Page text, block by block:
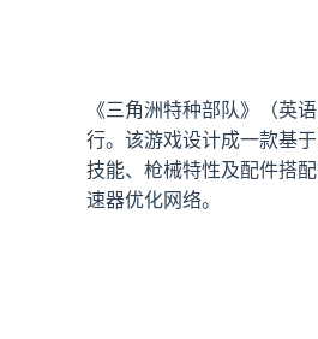
《三角洲特种部队》（英
行。该游戏设计成一款基
技能、枪械特性及配件搭
速器优化网络。